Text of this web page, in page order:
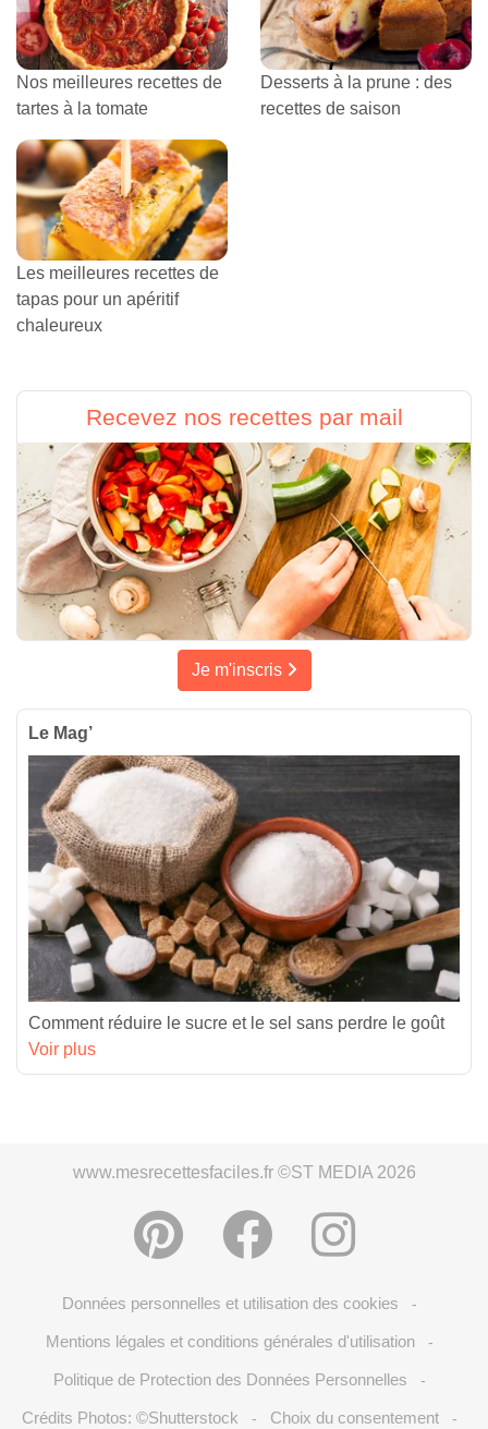
Nos meilleures recettes de
tartes à la tomate
Desserts à la prune : des
recettes de saison
Les meilleures recettes de
tapas pour un apéritif
chaleureux
Recevez nos recettes par mail
Je m'inscris
Le Mag’
Comment réduire le sucre et le sel sans perdre le goût
Voir plus
www.mesrecettesfaciles.fr ©ST MEDIA 2026
Données personnelles et utilisation des cookies -
Mentions légales et conditions générales d'utilisation -
Politique de Protection des Données Personnelles -
Crédits Photos: ©Shutterstock - Choix du consentement -